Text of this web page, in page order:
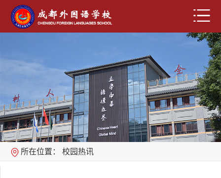
所在位置： 校园热讯